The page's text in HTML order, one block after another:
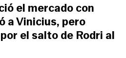
el mercado con
a Vinicius, pero
el salto de Rodri al